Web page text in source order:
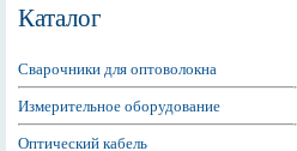
Каталог
Сварочники для оптоволокна
Измерительное оборудование
Оптический кабель